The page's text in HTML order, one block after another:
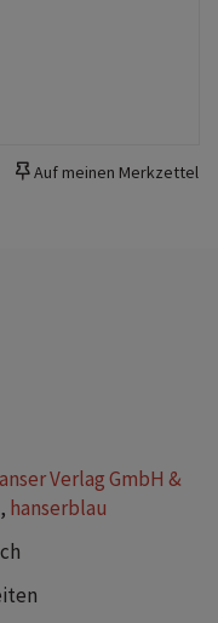
Auf meinen Merkzettel
Verlag GmbH &
, hanserblau